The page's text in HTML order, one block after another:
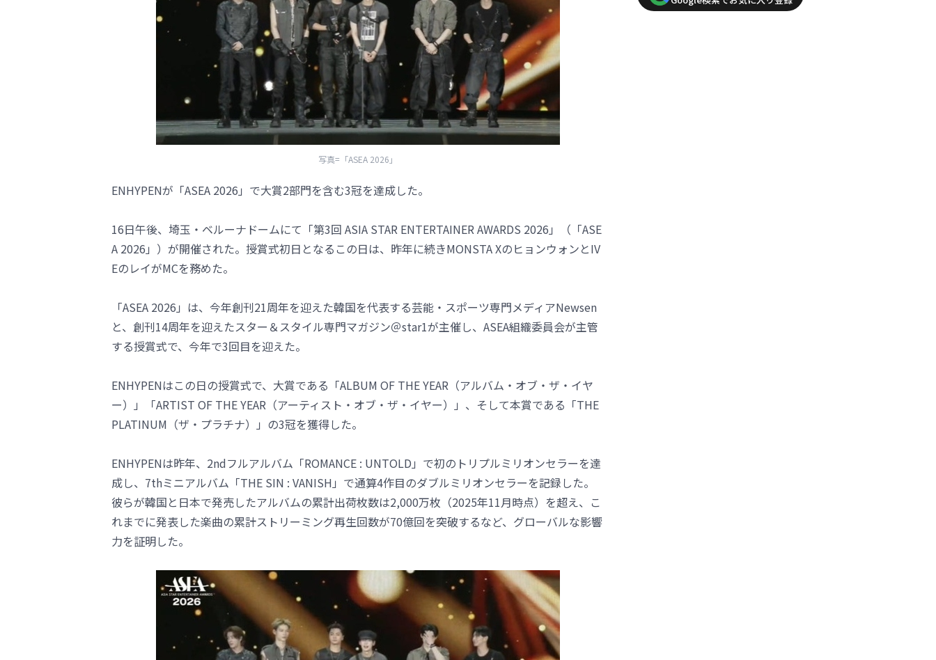
写真=「ASEA 2026」
ENHYPENが「ASEA 2026」で大賞2部門を含む3冠を達成した。
16日午後、埼玉・ベルーナドームにて「第3回 ASIA STAR ENTERTAINER AWARDS 2026」（「ASE
A 2026」）が開催された。授賞式初日となるこの日は、昨年に続きMONSTA XのヒョンウォンとIV
EのレイがMCを務めた。
「ASEA 2026」は、今年創刊21周年を迎えた韓国を代表する芸能・スポーツ専門メディアNewsen
と、創刊14周年を迎えたスター＆スタイル専門マガジン＠star1が主催し、ASEA組織委員会が主管
する授賞式で、今年で3回目を迎えた。
ENHYPENはこの日の授賞式で、大賞である「ALBUM OF THE YEAR（アルバム・オブ・ザ・イヤ
ー）」「ARTIST OF THE YEAR（アーティスト・オブ・ザ・イヤー）」、そして本賞である「THE
PLATINUM（ザ・プラチナ）」の3冠を獲得した。
ENHYPENは昨年、2ndフルアルバム「ROMANCE : UNTOLD」で初のトリプルミリオンセラーを達
成し、7thミニアルバム「THE SIN : VANISH」で通算4作目のダブルミリオンセラーを記録した。
彼らが韓国と日本で発売したアルバムの累計出荷枚数は2,000万枚（2025年11月時点）を超え、こ
れまでに発表した楽曲の累計ストリーミング再生回数が70億回を突破するなど、グローバルな影響
力を証明した。